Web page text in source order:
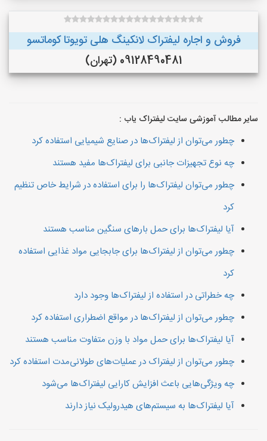
فروش و اجاره لیفتراک لانکینگ هلی تویوتا کوماتسو
09128490481 (تهران)
سایر مطالب آموزشی سایت لیفتراک یاب :
چطور می‌توان از لیفتراک‌ها در صنایع شیمیایی استفاده کرد
چه نوع تجهیزات جانبی برای لیفتراک‌ها مفید هستند
چطور می‌توان لیفتراک‌ها را برای استفاده در شرایط خاص تنظیم
کرد
آیا لیفتراک‌ها برای حمل بارهای سنگین مناسب هستند
چطور می‌توان از لیفتراک‌ها برای جابجایی مواد غذایی استفاده
کرد
چه خطراتی در استفاده از لیفتراک‌ها وجود دارد
چطور می‌توان از لیفتراک‌ها در مواقع اضطراری استفاده کرد
آیا لیفتراک‌ها برای حمل مواد با وزن متفاوت مناسب هستند
چطور می‌توان از لیفتراک در عملیات‌های طولانی‌مدت استفاده کرد
چه ویژگی‌هایی باعث افزایش کارایی لیفتراک‌ها می‌شود
آیا لیفتراک‌ها به سیستم‌های هیدرولیک نیاز دارند